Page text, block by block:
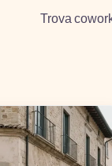
Trova